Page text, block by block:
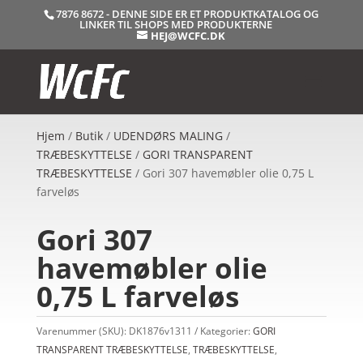
7876 8672 - DENNE SIDE ER ET PRODUKTKATALOG OG
LINKER TIL SHOPS MED PRODUKTERNE
HEJ@WCFC.DK
Hjem / Butik/ UDENDØRS MALING/
TRÆBESKYTTELSE / GORI TRANSPARENT
TRÆBESKYTTELSE / Gori 307 havemøbler olie 0,75 L
farveløs
Gori 307
havemøbler olie
0,75 L farveløs
Varenummer (SKU): DK1876v1311 Kategorier:GORI
TRANSPARENT TRÆBESKYTTELSE, TRÆBESKYTTELSE,